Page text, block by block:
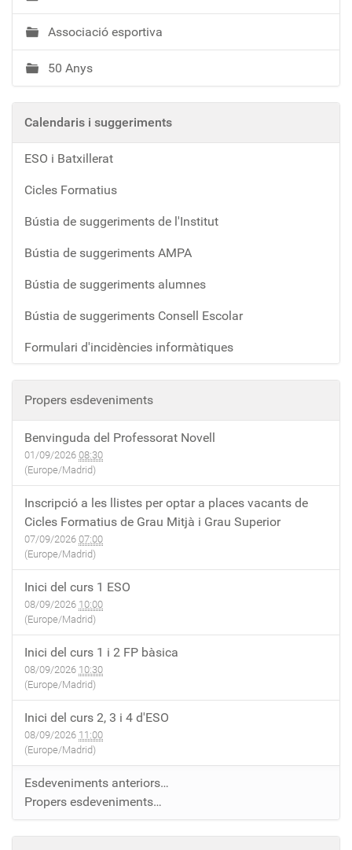
Associació esportiva
50 Anys
Calendaris i suggeriments
ESO i Batxillerat
Cicles Formatius
Bústia de suggeriments de l'Institut
Bústia de suggeriments AMPA
Bústia de suggeriments alumnes
Bústia de suggeriments Consell Escolar
Formulari d'incidències informàtiques
Propers esdeveniments
Benvinguda del Professorat Novell
01/09/2026 08:30
(Europe/Madrid)
Inscripció a les llistes per optar a places vacants de
Cicles Formatius de Grau Mitjà i Grau Superior
07/09/2026 07:00
(Europe/Madrid)
Inici del curs 1 ESO
08/09/2026 10:00
(Europe/Madrid)
Inici del curs 1 i 2 FP bàsica
08/09/2026 10:30
(Europe/Madrid)
Inici del curs 2, 3 i 4 d'ESO
08/09/2026 11:00
(Europe/Madrid)
Esdeveniments anteriors…
Propers esdeveniments…